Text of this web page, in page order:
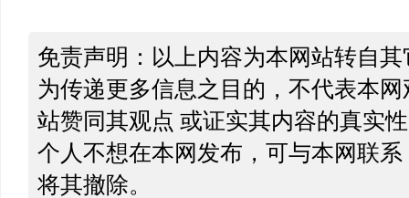
免责声明：以上内容为本网站转自
为传递更多信息之目的，不代表本
站赞同其观点 或证实其内容的真实
个人不想在本网发布，可与本网联
将其撤除。